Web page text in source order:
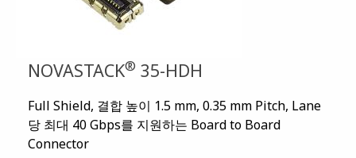
NOVASTACK® 35-HDH
Full Shield, 결합 높이 1.5 mm, 0.35 mm Pitch, Lane
당 최대 40 Gbps를 지원하는 Board to Board
Connector